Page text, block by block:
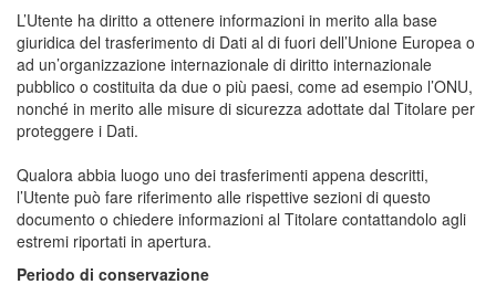
L’Utente ha diritto a ottenere informazioni in merito alla base
giuridica del trasferimento di Dati al di fuori dell’Unione Europea o
ad un’organizzazione internazionale di diritto internazionale
pubblico o costituita da due o più paesi, come ad esempio l’ONU,
nonché in merito alle misure di sicurezza adottate dal Titolare per
proteggere i Dati.
Qualora abbia luogo uno dei trasferimenti appena descritti,
l’Utente può fare riferimento alle rispettive sezioni di questo
documento o chiedere informazioni al Titolare contattandolo agli
estremi riportati in apertura.
Periodo di conservazione